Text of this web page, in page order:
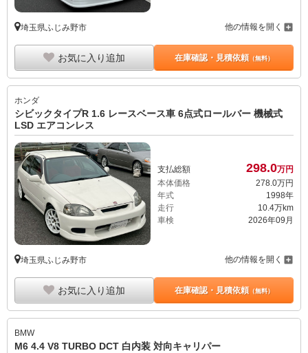
埼玉県ふじみ野市 他の情報を開く
お気に入り追加 在庫確認・見積依頼（無料）
ホンダ
シビックタイプR 1.6 レースベース車 6点式ロールバー 機械式
LSD エアコンレス
支払総額 298.0万円
本体価格
278.0万円
年式
1998年
走行
10.4万km
車検
2026年09月
埼玉県ふじみ野市 他の情報を開く
お気に入り追加 在庫確認・見積依頼（無料）
BMW
M6 4.4 V8 TURBO DCT 白内装 対向キャリパー